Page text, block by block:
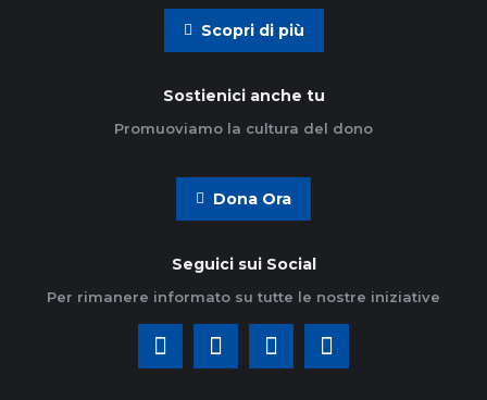
Scopri di più
Sostienici anche tu
Promuoviamo la cultura del dono
Dona Ora
Seguici sui Social
Per rimanere informato su tutte le nostre iniziative